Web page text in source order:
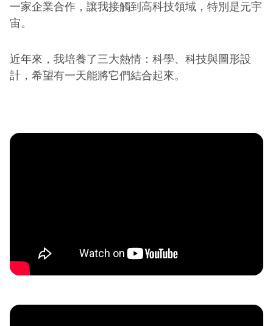
一家企業合作，讓我接觸到高科技領域，特別是元宇
宙。
近年來，我培養了三大熱情：科學、科技與圖形設
計，希望有一天能將它們結合起來。